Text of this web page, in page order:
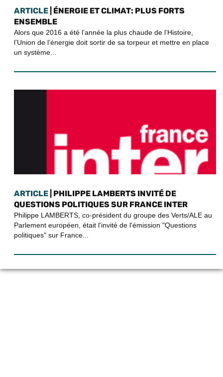
ARTICLE | ÉNERGIE ET CLIMAT: PLUS FORTS
ENSEMBLE
Alors que 2016 a été l’année la plus chaude de l’Histoire,
l’Union de l’énergie doit sortir de sa torpeur et mettre en place
un système...
ARTICLE | PHILIPPE LAMBERTS INVITÉ DE
QUESTIONS POLITIQUES SUR FRANCE INTER
Philippe LAMBERTS, co-président du groupe des Verts/ALE au
Parlement européen, était l'invité de l'émission "Questions
politiques" sur France...